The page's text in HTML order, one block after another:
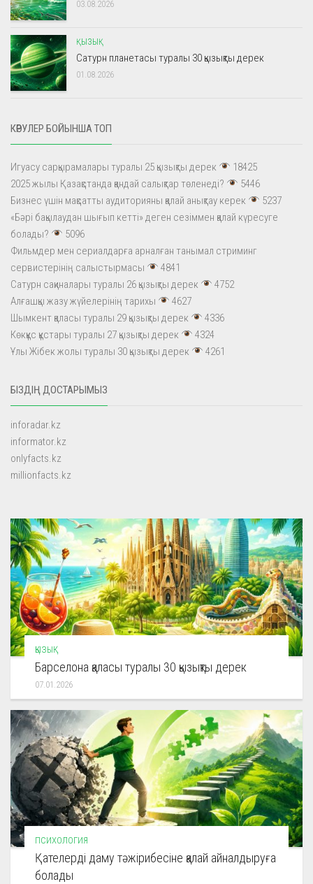
03.08.2026
ҚЫЗЫҚ
Сатурн планетасы туралы 30 қызықты дерек
01.08.2026
КӨРУЛЕР БОЙЫНША ТОП
Игуасу сарқырамалары туралы 25 қызықты дерек
18425
2025 жылы Қазақстанда қандай салықтар төленеді?
5446
Бизнес үшін мақсатты аудиторияны қалай анықтау керек
5237
«Бәрі бақылаудан шығып кетті» деген сезіммен қалай күресуге
болады?
5096
Фильмдер мен сериалдарға арналған танымал стриминг
сервистерінің салыстырмасы
4841
Сатурн сақиналары туралы 26 қызықты дерек
4752
Алғашқы жазу жүйелерінің тарихы
4627
Шымкент қаласы туралы 29 қызықты дерек
4336
Көкқұс құстары туралы 27 қызықты дерек
4324
Ұлы Жібек жолы туралы 30 қызықты дерек
4261
БІЗДІҢ ДОСТАРЫМЫЗ
inforadar.kz
informator.kz
onlyfacts.kz
millionfacts.kz
ҚЫЗЫҚ
Барселона қаласы туралы 30 қызықты дерек
07.01.2026
ПСИХОЛОГИЯ
Қателерді даму тәжірибесіне қалай айналдыруға
болады